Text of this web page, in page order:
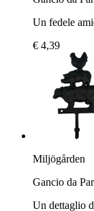
Un fedele
€ 4,39
Miljögården
Gancio da
Un dettaglio